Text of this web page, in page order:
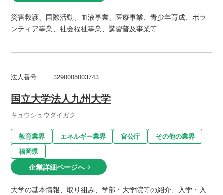
災害救護、国際活動、血液事業、医療事業、青少年育成、ボラ
ンティア事業、社会福祉事業、講習普及事業等
法人番号 3290005003743
国立大学法人九州大学
キュウシュウダイガク
教育業界 エネルギー業界 官公庁
その他の業界
福岡県
企業詳細ページへarrow_right_alt
大学の基本情報、取り組み、学部・大学院等の紹介、入学・入